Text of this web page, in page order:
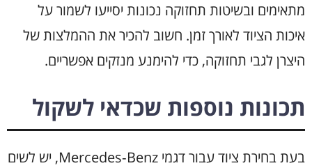
מתאימים ובשיטות תחזוקה נכונות יסייעו לשמור על
איכות הציוד לאורך זמן. חשוב להכיר את ההמלצות של
היצרן לגבי תחזוקה, כדי להימנע מנזקים אפשריים.
תכונות נוספות שכדאי לשקול
בעת בחירת ציוד עבור דגמי Mercedes‑Benz, יש לשים